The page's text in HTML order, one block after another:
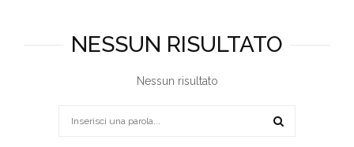
NESSUN RISULTATO
Nessun risultato